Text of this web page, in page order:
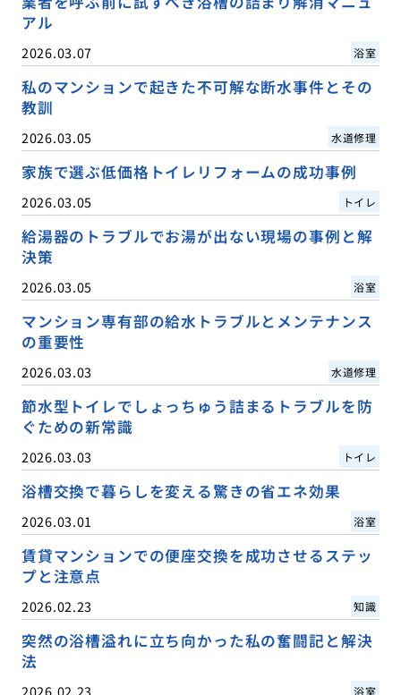
アル
2026.03.07 浴室
私のマンションで起きた不可解な断水事件とその
教訓
2026.03.05 水道修理
家族で選ぶ低価格トイレリフォームの成功事例
2026.03.05 トイレ
給湯器のトラブルでお湯が出ない現場の事例と解
決策
2026.03.05 浴室
マンション専有部の給水トラブルとメンテナンス
の重要性
2026.03.03 水道修理
節水型トイレでしょっちゅう詰まるトラブルを防
ぐための新常識
2026.03.03 トイレ
浴槽交換で暮らしを変える驚きの省エネ効果
2026.03.01 浴室
賃貸マンションでの便座交換を成功させるステッ
プと注意点
2026.02.23 知識
突然の浴槽溢れに立ち向かった私の奮闘記と解決
法
2026.02.23 浴室